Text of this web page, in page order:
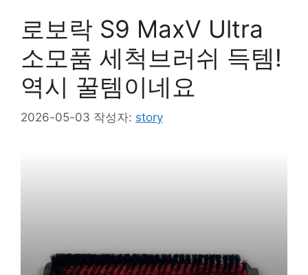
로보락 S9 MaxV Ultra
소모품 세척브러쉬 득템!
역시 꿀템이네요
2026-05-03 작성자: story